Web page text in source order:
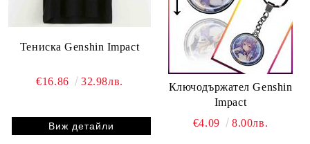
Тениска Genshin Impact
€16.86 32.98лв.
Виж детайли
Ключодържател Genshin
Impact
€4.09
8.00лв.